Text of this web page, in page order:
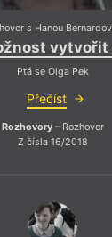
s Hanou
vytvořit
Ptá se Olga Pek
Přečíst
Rozhovory– Rozhovor
Z čísla 16/2018